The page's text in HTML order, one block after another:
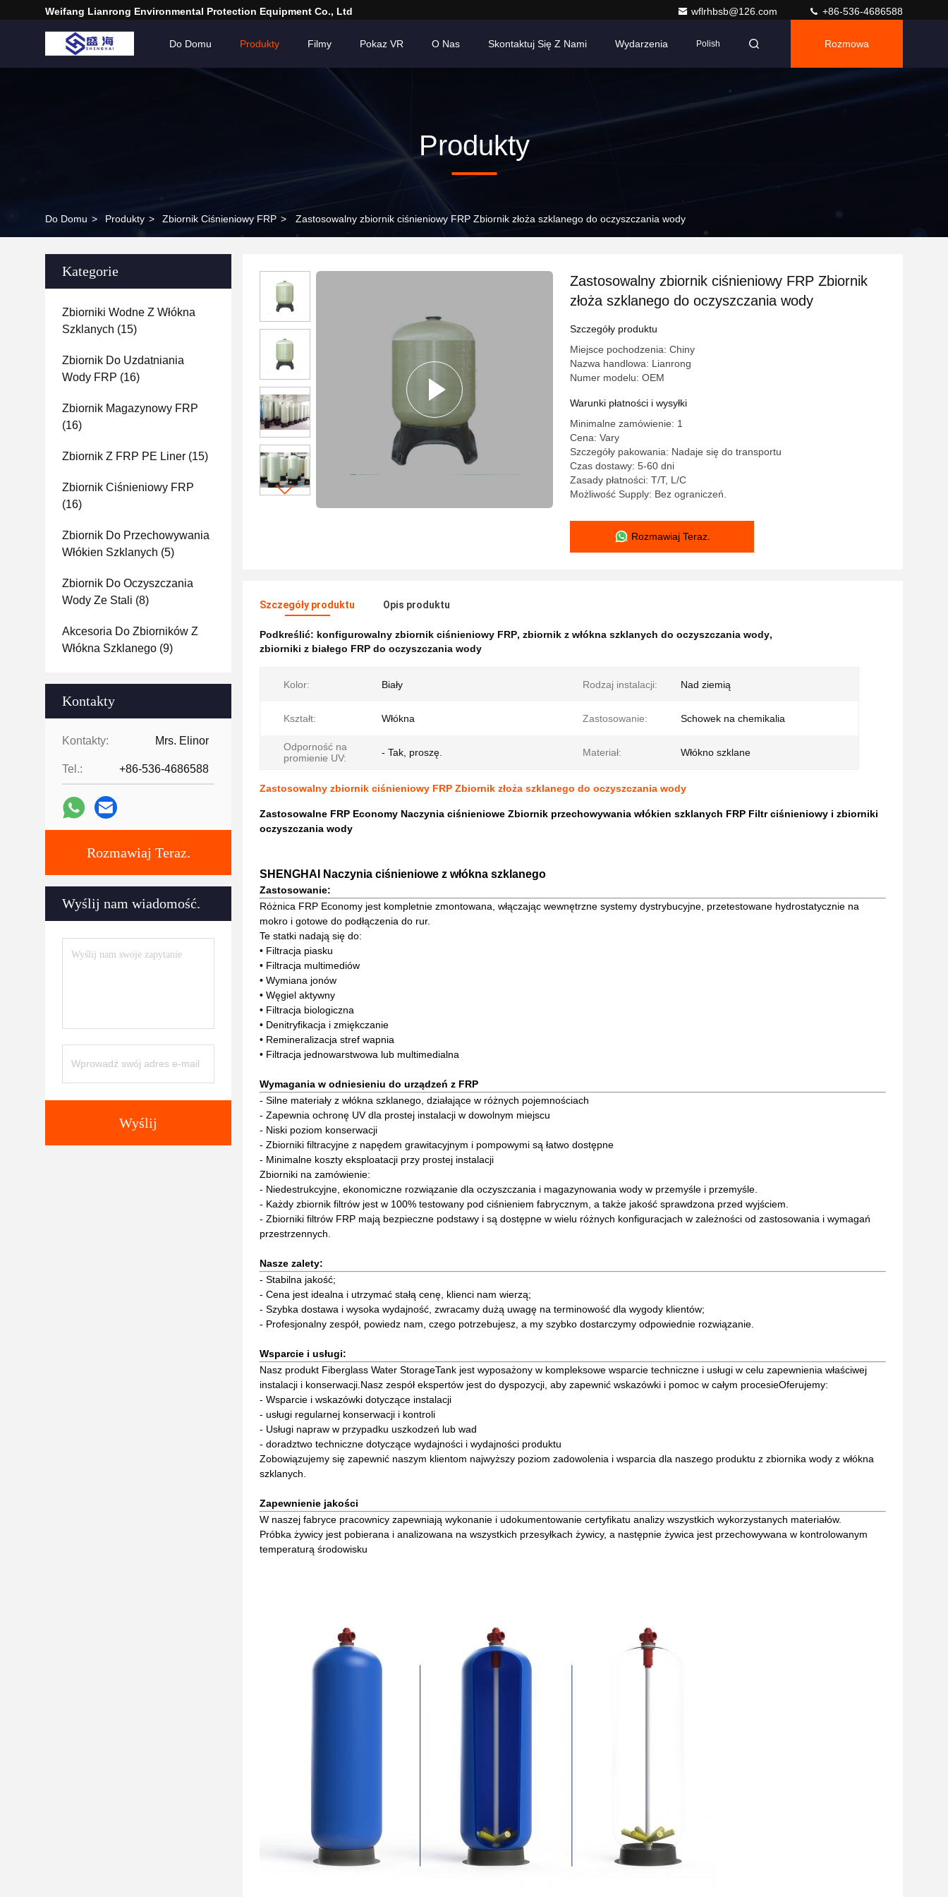
Weifang Lianrong Environmental Protection Equipment Co., Ltd wflrhbsb@126.com +86-536-4686588
Do Domu Produkty Filmy Pokaz VR O Nas Skontaktuj Się Z Nami Wydarzenia Polish Rozmowa
Produkty
Do Domu > Produkty > Zbiornik Ciśnieniowy FRP > Zastosowalny zbiornik ciśnieniowy FRP Zbiornik złoża szklanego do oczyszczania wody
Kategorie
Zbiorniki Wodne Z Włókna
Szklanych (15)
Zbiornik Do Uzdatniania
Wody FRP (16)
Zbiornik Magazynowy FRP
(16)
Zbiornik Z FRP PE Liner (15)
Zbiornik Ciśnieniowy FRP
(16)
Zbiornik Do Przechowywania
Włókien Szklanych (5)
Zbiornik Do Oczyszczania
Wody Ze Stali (8)
Akcesoria Do Zbiorników Z
Włókna Szklanego (9)
Kontakty
Kontakty: Mrs. Elinor
Tel.: +86-536-4686588
Rozmawiaj Teraz.
Wyślij nam wiadomość.
Wyślij
Zastosowalny zbiornik ciśnieniowy FRP Zbiornik
złoża szklanego do oczyszczania wody
Szczegóły produktu
Miejsce pochodzenia: Chiny
Nazwa handlowa: Lianrong
Numer modelu: OEM
Warunki płatności i wysyłki
Minimalne zamówienie: 1
Cena: Vary
Szczegóły pakowania: Nadaje się do transportu
Czas dostawy: 5-60 dni
Zasady płatności: T/T, L/C
Możliwość Supply: Bez ograniczeń.
Rozmawiaj Teraz.
Szczegóły produktu Opis produktu
Podkreślić: konfigurowalny zbiornik ciśnieniowy FRP, zbiornik z włókna szklanych do oczyszczania wody,
zbiorniki z białego FRP do oczyszczania wody
Kolor: Biały Rodzaj instalacji: Nad ziemią
Kształt: Włókna Zastosowanie: Schowek na chemikalia
Odporność na
promienie UV:
- Tak, proszę. Materiał: Włókno szklane
Zastosowalny zbiornik ciśnieniowy FRP Zbiornik złoża szklanego do oczyszczania wody
Zastosowalne FRP Economy Naczynia ciśnieniowe Zbiornik przechowywania włókien szklanych FRP Filtr ciśnieniowy i zbiorniki
oczyszczania wody
SHENGHAI Naczynia ciśnieniowe z włókna szklanego
Zastosowanie:
Różnica FRP Economy jest kompletnie zmontowana, włączając wewnętrzne systemy dystrybucyjne, przetestowane hydrostatycznie na
mokro i gotowe do podłączenia do rur.
Te statki nadają się do:
• Filtracja piasku
• Filtracja multimediów
• Wymiana jonów
• Węgiel aktywny
• Filtracja biologiczna
• Denitryfikacja i zmiękczanie
• Remineralizacja stref wapnia
• Filtracja jednowarstwowa lub multimedialna
Wymagania w odniesieniu do urządzeń z FRP
- Silne materiały z włókna szklanego, działające w różnych pojemnościach
- Zapewnia ochronę UV dla prostej instalacji w dowolnym miejscu
- Niski poziom konserwacji
- Zbiorniki filtracyjne z napędem grawitacyjnym i pompowymi są łatwo dostępne
- Minimalne koszty eksploatacji przy prostej instalacji
Zbiorniki na zamówienie:
- Niedestrukcyjne, ekonomiczne rozwiązanie dla oczyszczania i magazynowania wody w przemyśle i przemyśle.
- Każdy zbiornik filtrów jest w 100% testowany pod ciśnieniem fabrycznym, a także jakość sprawdzona przed wyjściem.
- Zbiorniki filtrów FRP mają bezpieczne podstawy i są dostępne w wielu różnych konfiguracjach w zależności od zastosowania i wymagań
przestrzennych.
Nasze zalety:
- Stabilna jakość;
- Cena jest idealna i utrzymać stałą cenę, klienci nam wierzą;
- Szybka dostawa i wysoka wydajność, zwracamy dużą uwagę na terminowość dla wygody klientów;
- Profesjonalny zespół, powiedz nam, czego potrzebujesz, a my szybko dostarczymy odpowiednie rozwiązanie.
Wsparcie i usługi:
Nasz produkt Fiberglass Water StorageTank jest wyposażony w kompleksowe wsparcie techniczne i usługi w celu zapewnienia właściwej
instalacji i konserwacji.Nasz zespół ekspertów jest do dyspozycji, aby zapewnić wskazówki i pomoc w całym procesieOferujemy:
- Wsparcie i wskazówki dotyczące instalacji
- usługi regularnej konserwacji i kontroli
- Usługi napraw w przypadku uszkodzeń lub wad
- doradztwo techniczne dotyczące wydajności i wydajności produktu
Zobowiązujemy się zapewnić naszym klientom najwyższy poziom zadowolenia i wsparcia dla naszego produktu z zbiornika wody z włókna
szklanych.
Zapewnienie jakości
W naszej fabryce pracownicy zapewniają wykonanie i udokumentowanie certyfikatu analizy wszystkich wykorzystanych materiałów.
Próbka żywicy jest pobierana i analizowana na wszystkich przesyłkach żywicy, a następnie żywica jest przechowywana w kontrolowanym
temperaturą środowisku